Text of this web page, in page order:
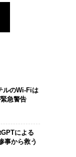
ルのWi-Fiは
急警告
による
事から救う